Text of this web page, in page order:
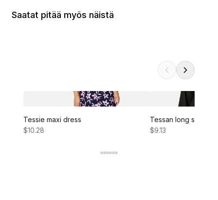
Saatat pitää myös näistä
Tessie maxi dress
$10.28
Tessan long sleeve
$9.13